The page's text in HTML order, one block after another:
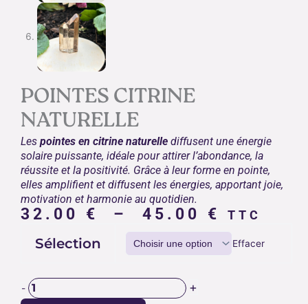
POINTES CITRINE
NATURELLE
Lespointes en citrine naturelle diffusent une énergie
solaire puissante, idéale pour attirer l’abondance, la
réussite et la positivité. Grâce à leur forme en pointe,
elles amplifient et diffusent les énergies, apportant joie,
motivation et harmonie au quotidien.
32.00 € – 45.00 € Plage
de
prix :
TTC
Sélection Effacer
-
de
CITRINE
NATURELLE
+